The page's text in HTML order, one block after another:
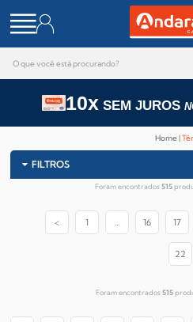
10x SEM JUROS
Home
FILTROS
Foram encontrados 515
< 1 ... 16 17
22
Foram encontrados 515